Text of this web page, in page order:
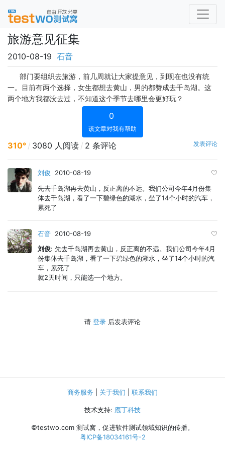
旅游意见征集
2010-08-19 石音
部门要组织去旅游，前几周就让大家提意见，到现在也没有统
一。目前有两个选择，女生都想去黄山，男的都赞成去千岛湖。这
两个地方我都没去过，不知道这个季节去哪里会更好玩？
0
该文章对我有帮助
310° / 3080 人阅读 / 2 条评论 发表评论
刘俊 2010-08-19
先去千岛湖再去黄山，反正离的不远。我们公司今年4月份集
体去千岛湖，看了一下碧绿色的湖水，坐了14个小时的汽车，
累死了
石音 2010-08-19
刘俊: 先去千岛湖再去黄山，反正离的不远。我们公司今年4月
份集体去千岛湖，看了一下碧绿色的湖水，坐了14个小时的汽
车，累死了
就2天时间，只能选一个地方。
请 登录 后发表评论
商务服务 关于我们 联系我们
技术支持: 庖丁科技
©testwo.com 测试窝，促进软件测试领域知识的传播。
粤ICP备18034161号-2